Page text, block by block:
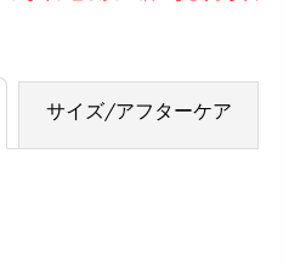
サイズ/アフターケア